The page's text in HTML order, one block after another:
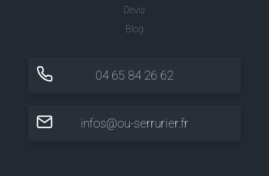
Devis
Blog
04 65 84 26 62
infos@ou-serrurier.fr